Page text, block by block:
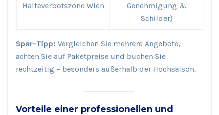
Halteverbotszone Wien
Genehmigung &
Schilder)
Spar-Tipp: Vergleichen Sie mehrere Angebote,
achten Sie auf Paketpreise und buchen Sie
rechtzeitig – besonders außerhalb der Hochsaison.
Vorteile einer professionellen und